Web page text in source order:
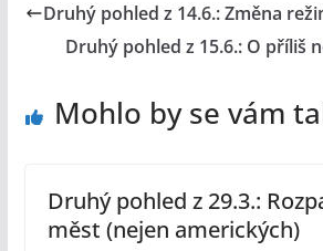
Druhý pohled z 14.6.: Změna
Druhý pohled z 15.6.: O příliš
Mohlo by se vám
Druhý pohled z 29.3.:
měst (nejen amerických)